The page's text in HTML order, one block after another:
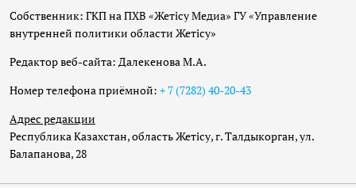
Собственник: ГКП на ПХВ «Жетісу Медиа» ГУ «Управление
внутренней политики области Жетісу»
Редактор веб-сайта: Далекенова М.А.
Номер телефона приёмной: + 7 (7282) 40-20-43
Адрес редакции
Республика Казахстан, область Жетісу, г. Талдыкорган, ул.
Балапанова, 28